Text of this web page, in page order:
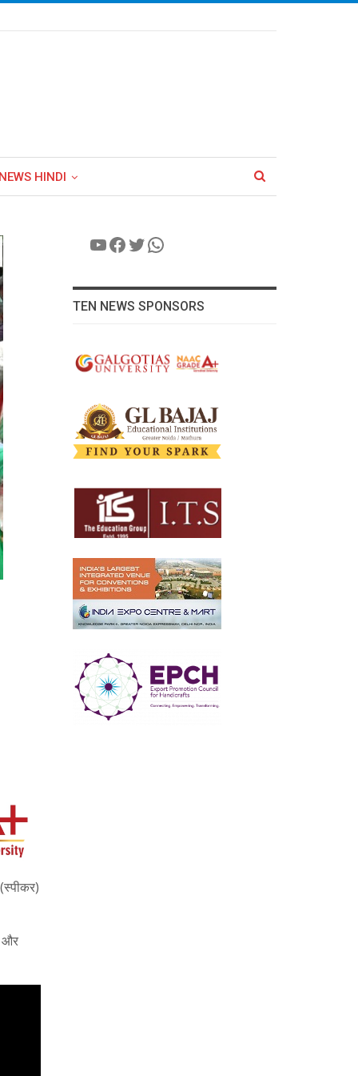
HINDI
और
YouTube
Facebook
Twitter
WhatsApp
TEN NEWS SPONSORS